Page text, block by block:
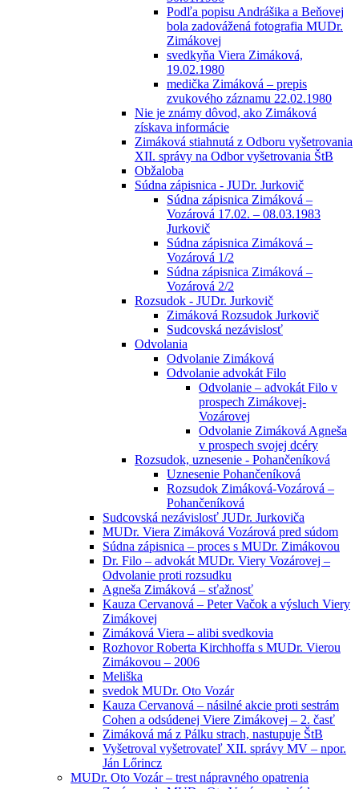
Podľa popisu Andrášika a Beňovej
bola zadovážená fotografia MUDr.
Zimákovej
svedkyňa Viera Zimáková,
19.02.1980
medička Zimáková – prepis
zvukového záznamu 22.02.1980
Nie je známy dôvod, ako Zimáková
získava informácie
Zimáková stiahnutá z Odboru vyšetrovania
XII. správy na Odbor vyšetrovania ŠtB
Obžaloba
Súdna zápisnica - JUDr. Jurkovič
Súdna zápisnica Zimáková –
Vozárová 17.02. – 08.03.1983
Jurkovič
Súdna zápisnica Zimáková –
Vozárová 1/2
Súdna zápisnica Zimáková –
Vozárová 2/2
Rozsudok - JUDr. Jurkovič
Zimáková Rozsudok Jurkovič
Sudcovská nezávislosť
Odvolania
Odvolanie Zimáková
Odvolanie advokát Filo
Odvolanie – advokát Filo v
prospech Zimákovej-
Vozárovej
Odvolanie Zimáková Agneša
v prospech svojej dcéry
Rozsudok, uznesenie - Pohančeníková
Uznesenie Pohančeníková
Rozsudok Zimáková-Vozárová –
Pohančeníková
Sudcovská nezávislosť JUDr. Jurkoviča
MUDr. Viera Zimáková Vozárová pred súdom
Súdna zápisnica – proces s MUDr. Zimákovou
Dr. Filo – advokát MUDr. Viery Vozárovej –
Odvolanie proti rozsudku
Agneša Zimáková – sťažnosť
Kauza Cervanová – Peter Vačok a výsluch Viery
Zimákovej
Zimáková Viera – alibi svedkovia
Rozhovor Roberta Kirchhoffa s MUDr. Vierou
Zimákovou – 2006
Meliška
svedok MUDr. Oto Vozár
Kauza Cervanová – násilné akcie proti sestrám
Cohen a odsúdenej Viere Zimákovej – 2. časť
Zimáková má z Pálku strach, nastupuje ŠtB
Vyšetroval vyšetrovateľ XII. správy MV – npor.
Ján Lőrincz
MUDr. Oto Vozár – trest nápravného opatrenia